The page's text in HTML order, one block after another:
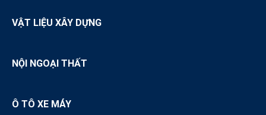
VẬT LIỆU XÂY DỰNG
NỘI NGOẠI THẤT
Ô TÔ XE MÁY